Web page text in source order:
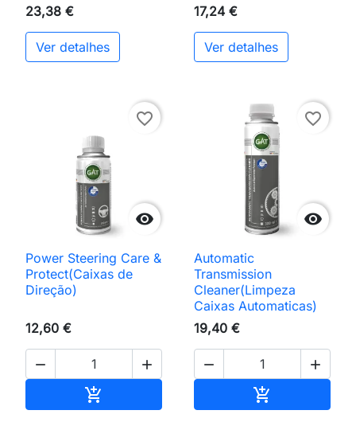
23,38 €
Ver detalhes
17,24 €
Ver detalhes

favorite_border
Power Steering Care &
Protect(Caixas de
Direção)
12,60 €
 


favorite_border
Automatic
Transmission
Cleaner(Limpeza
Caixas Automaticas)
19,40 €
 
